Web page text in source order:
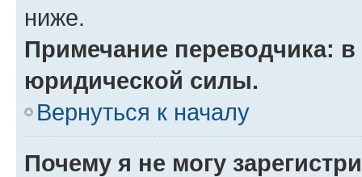
ниже.
Примечание переводчика:
юридической силы.
Вернуться к началу
Почему я не могу